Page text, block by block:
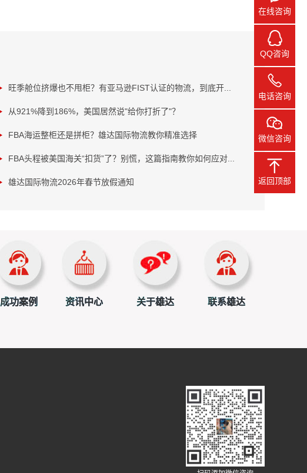
旺季舱位挤爆也不甩柜？有亚马逊FIST认证的物流，到底开...
从921%降到186%，美国居然说"给你打折了"？
FBA海运整柜还是拼柜？雄达国际物流教你精准选择
FBA头程被美国海关“扣货”了？别慌，这篇指南教你如何应对...
雄达国际物流2026年春节放假通知
成功案例 资讯中心 关于雄达 联系雄达
在线咨询
QQ咨询
电话咨询
微信咨询
返回顶部